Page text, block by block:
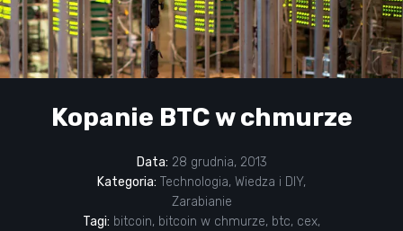
Kopanie BTC w chmurze
Data: 28 grudnia, 2013
Kategoria: Technologia, Wiedza i DIY,
Zarabianie
Tagi: bitcoin, bitcoin w chmurze, btc, cex,